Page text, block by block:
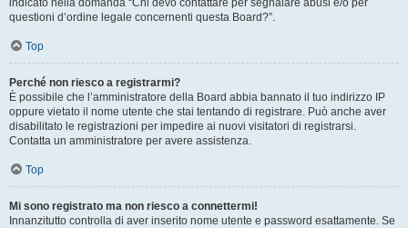
indicato nella domanda “Chi devo contattare per segnalare abusi e/o per
questioni d’ordine legale concernenti questa Board?”.
Top
Perché non riesco a registrarmi?
È possibile che l’amministratore della Board abbia bannato il tuo indirizzo IP
oppure vietato il nome utente che stai tentando di registrare. Può anche aver
disabilitato le registrazioni per impedire ai nuovi visitatori di registrarsi.
Contatta un amministratore per avere assistenza.
Top
Mi sono registrato ma non riesco a connettermi!
Innanzitutto controlla di aver inserito nome utente e password esattamente. Se